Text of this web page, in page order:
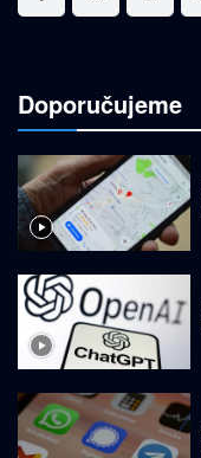
Doporučujeme